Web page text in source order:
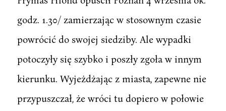
godz. 1.30/ zamierzając w stosownym czasie
powrócić do swojej siedziby. Ale wypadki
potoczyły się szybko i poszły zgoła w innym
kierunku. Wyjeżdżając z miasta, zapewne nie
przypuszczał, że wróci tu dopiero w połowie